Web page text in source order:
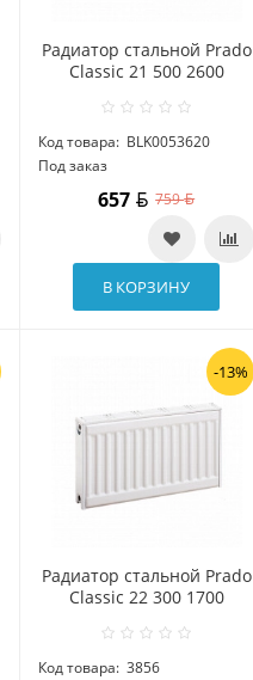
Радиатор стальной Prado
Classic 21 500 2600
Код товара: BLK0053620
Под заказ
657 759
В КОРЗИНУ
-13%
Радиатор стальной Prado
Classic 22 300 1700
Код товара: 3856